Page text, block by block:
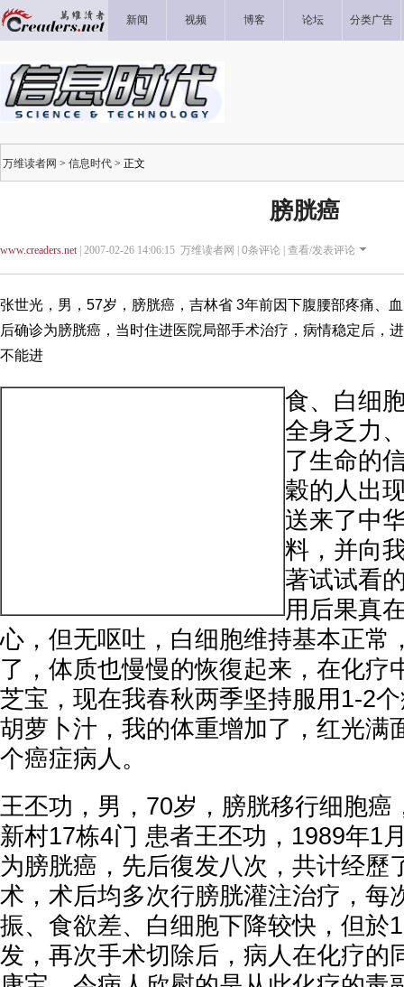
新闻 视频 博客 论坛 分类广告
万维读者网 > 信息时代 > 正文
膀胱癌
www.creaders.net| 2007-02-26 14:06:15 万维读者网 | 0条评论 | 查看/发表评论
张世光，男，57岁，膀胱癌，吉林省 3年前因下腹腰部疼痛、
后确诊为膀胱癌，当时住进医院局部手术治疗，病情稳定后，
不能进
食、白细
全身乏力
了生命的
穀的人出
送来了中
料，并向
著试试看
用后果真
心，但无呕吐，白细胞维持基本正常
了，体质也慢慢的恢復起来，在化疗
芝宝，现在我春秋两季坚持服用1-2
胡萝卜汁，我的体重增加了，红光满
个癌症病人。
王丕功，男，70岁，膀胱移行细胞癌
新村17栋4门 患者王丕功，1989年1
为膀胱癌，先后復发八次，共计经歷
术，术后均多次行膀胱灌注治疗，每
振、食欲差、白细胞下降较快，但於
发，再次手术切除后，病人在化疗的